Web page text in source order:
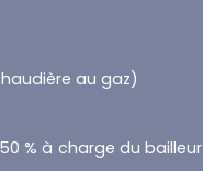
au gaz)
% à charge du bailleur